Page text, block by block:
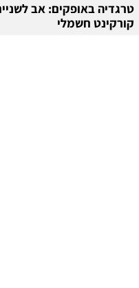
טרגדיה באופקים: אב
קורקינט חשמלי